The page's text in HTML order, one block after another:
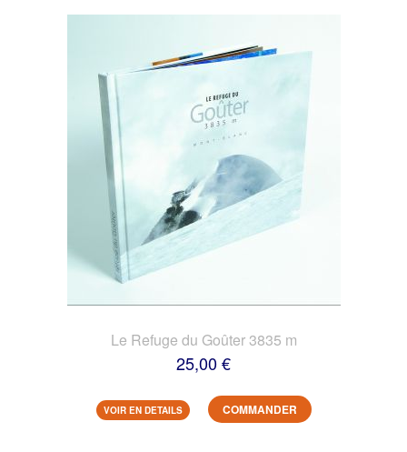
Le Refuge du Goûter 3835 m
25,00 €
VOIR EN DETAILS COMMANDER